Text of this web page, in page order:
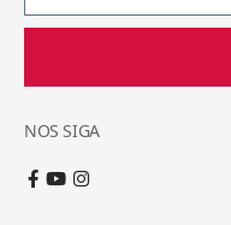
NOS SIGA